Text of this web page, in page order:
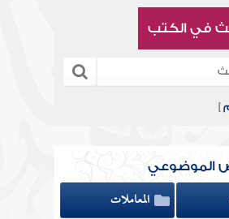
في الكتب
]
الموضوعي
المعاملات